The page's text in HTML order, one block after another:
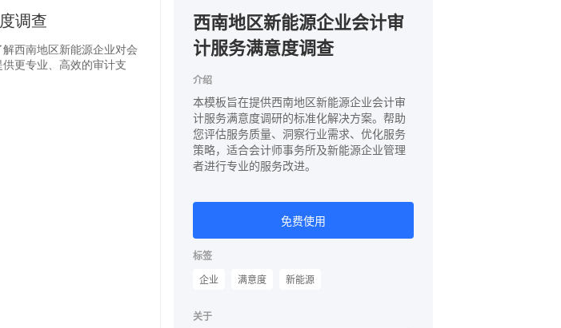
西南地区新能源企业会计审
计服务满意度调查
介绍
本模板旨在提供西南地区新能源企业会计审
计服务满意度调研的标准化解决方案。帮助
您评估服务质量、洞察行业需求、优化服务
策略，适合会计师事务所及新能源企业管理
者进行专业的服务改进。
免费使用
标签
企业 满意度 新能源
关于